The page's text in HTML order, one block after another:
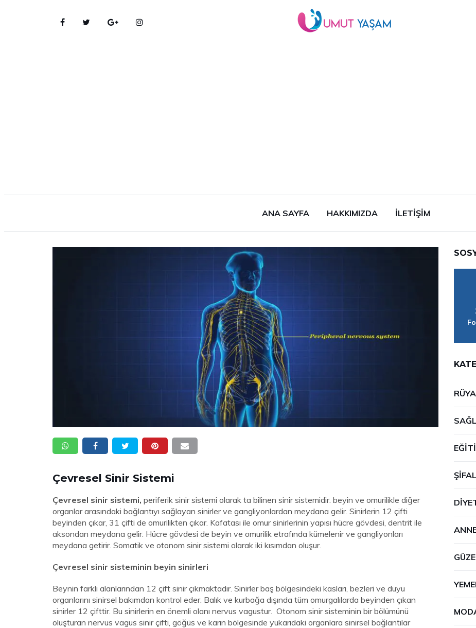
ANA SAYFA HAKKIMIZDA İLETIŞIM
Çevresel Sinir Sistemi
Çevresel sinir sistemi, periferik sinir sistemi olarak ta bilinen sinir sistemidir. beyin ve omurilikle diğer
organlar arasındaki bağlantıyı sağlayan sinirler ve gangliyonlardan meydana gelir. Sinirlerin 12 çifti
beyinden çıkar, 31 çifti de omurilikten çıkar. Kafatası ile omur sinirlerinin yapısı hücre gövdesi, dentrit ile
aksondan meydana gelir. Hücre gövdesi de beyin ve omurilik etrafında kümelenir ve gangliyonları
meydana getirir. Somatik ve otonom sinir sistemi olarak iki kısımdan oluşur.
Çevresel sinir sisteminin beyin sinirleri
Beynin farklı alanlarından 12 çift sinir çıkmaktadır. Sinirler baş bölgesindeki kasları, bezleri ve duyu
organlarını sinirsel bakımdan kontrol eder. Balık ve kurbağa dışında tüm omurgalılarda beyinden çıkan
sinirler 12 çifttir. Bu sinirlerin en önemli olanı nervus vagustur. Otonom sinir sisteminin bir bölümünü
oluşturan nervus vagus sinir çifti, göğüs ve karın bölgesinde yukarıdaki organlara sinirsel bağlantılar